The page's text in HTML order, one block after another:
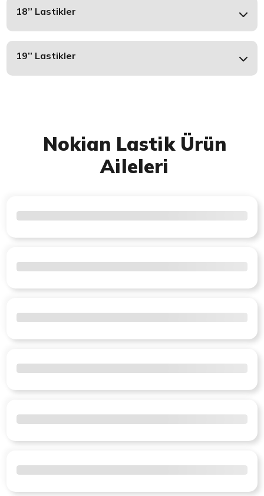
18’’ Lastikler
19’’ Lastikler
Nokian Lastik Ürün
Aileleri